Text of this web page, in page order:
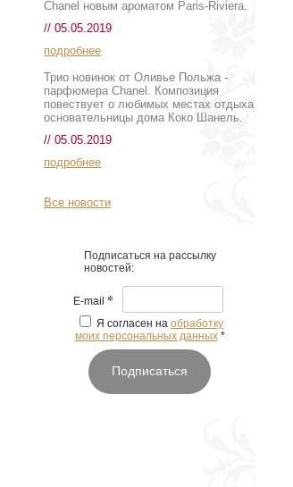
Chanel новым ароматом Paris-Riviera.
// 05.05.2019
подробнее
Трио новинок от Оливье Польжа -
парфюмера Chanel. Композиция
повествует о любимых местах отдыха
основательницы дома Коко Шанель.
// 05.05.2019
подробнее
Все новости
Подписаться на рассылку
новостей:
E-mail *
Я согласен на обработку
моих персональных данных *
Подписаться